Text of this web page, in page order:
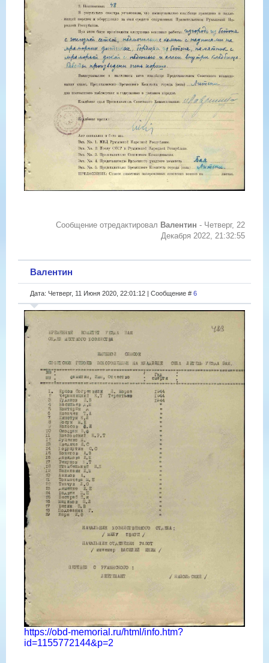
Сообщение отредактировал Валентин - Четверг, 22
Декабря 2022, 21:32:55
Валентин
Дата: Четверг, 11 Июня 2020, 22:01:12 | Сообщение # 6
https://obd-memorial.ru/html/info.htm?
id=1155772144&p=2